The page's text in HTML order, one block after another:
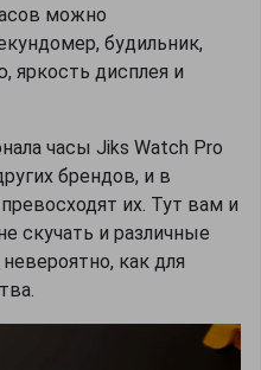
можно
будильник,
яркость дисплея и
часы Jiks Watch Pro
брендов, и в
их. Тут вам и
скучать и различные
как для